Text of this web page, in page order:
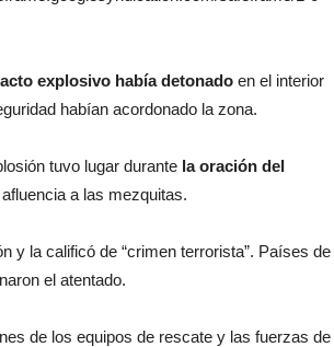
explosivo había detonado en el interior
habían acordonado la zona.
tuvo lugar durante la oración del
a las mezquitas.
y la calificó de “crimen terrorista”. Países de
el atentado.
de los equipos de rescate y las fuerzas de